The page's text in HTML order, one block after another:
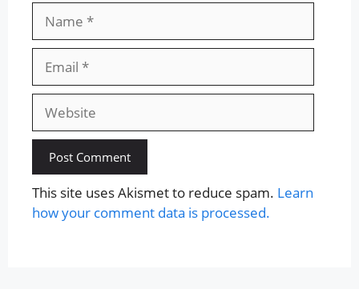
Website
This site uses Akismet to reduce spam. Learn
how your comment data is processed.